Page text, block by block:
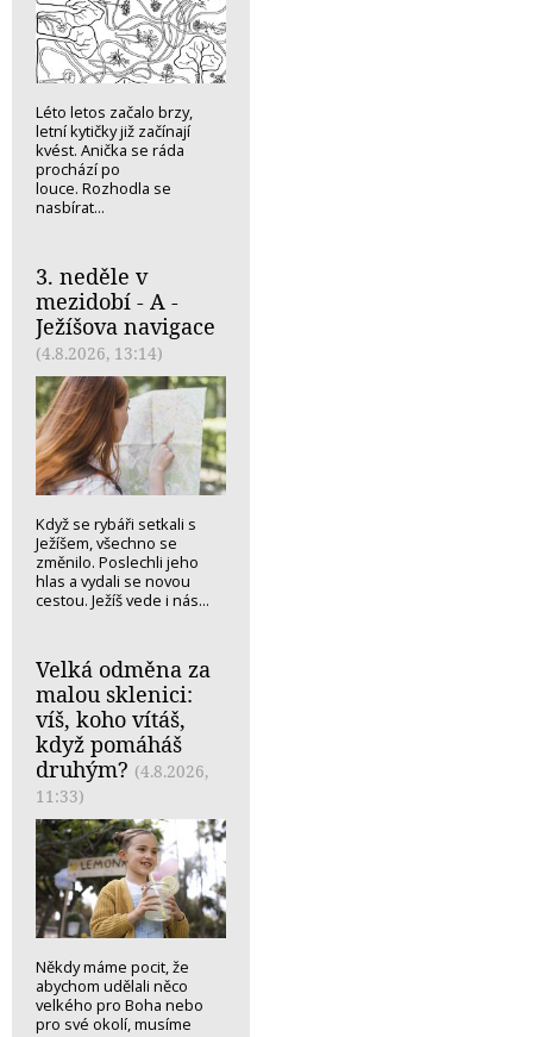
Léto letos začalo brzy,
letní kytičky již začínají
kvést. Anička se ráda
prochází po
louce. Rozhodla se
nasbírat...
3. neděle v
mezidobí - A -
Ježíšova navigace
(4.8.2026, 13:14)
Když se rybáři setkali s
Ježíšem, všechno se
změnilo. Poslechli jeho
hlas a vydali se novou
cestou. Ježíš vede i nás...
Velká odměna za
malou sklenici:
víš, koho vítáš,
když pomáháš
druhým? (4.8.2026,
11:33)
Někdy máme pocit, že
abychom udělali něco
velkého pro Boha nebo
pro své okolí, musíme